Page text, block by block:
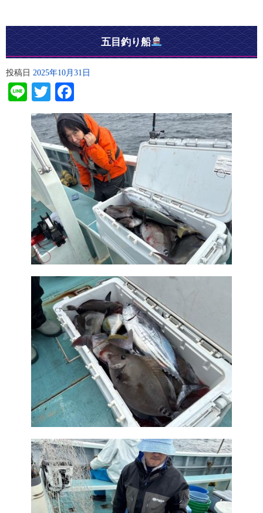
五目釣り船
投稿日 2025年10月31日
LineTwitter